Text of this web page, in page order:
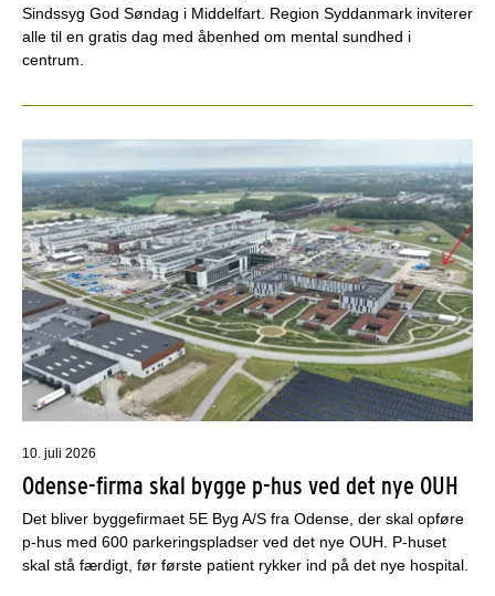
Sindssyg God Søndag i Middelfart. Region Syddanmark inviterer
alle til en gratis dag med åbenhed om mental sundhed i
centrum.
10. juli 2026
Odense-firma skal bygge p-hus ved det nye OUH
Det bliver byggefirmaet 5E Byg A/S fra Odense, der skal opføre
p-hus med 600 parkeringspladser ved det nye OUH. P-huset
skal stå færdigt, før første patient rykker ind på det nye hospital.